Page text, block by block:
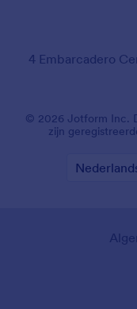
4 Embarcadero
© 2026 Jotform Inc.
zijn